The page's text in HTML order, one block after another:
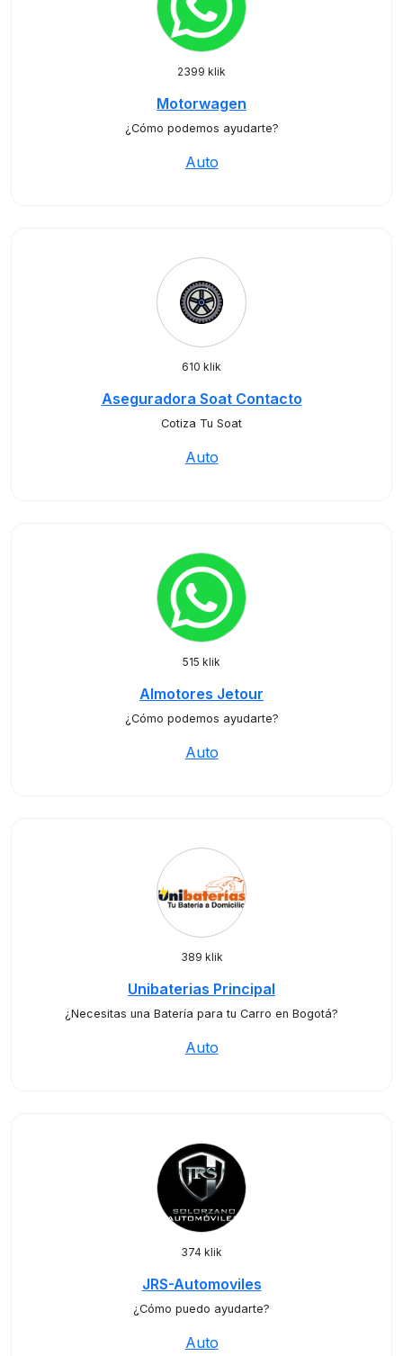
2399 klik
Motorwagen
¿Cómo podemos ayudarte?
Auto
610 klik
Aseguradora Soat Contacto
Cotiza Tu Soat
Auto
515 klik
Almotores Jetour
¿Cómo podemos ayudarte?
Auto
389 klik
Unibaterias Principal
¿Necesitas una Batería para tu Carro en Bogotá?
Auto
374 klik
JRS-Automoviles
¿Cómo puedo ayudarte?
Auto